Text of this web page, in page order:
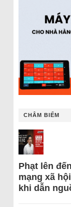
CHÂM BIẾM
Phạt lên
mạng xã
khi dẫn